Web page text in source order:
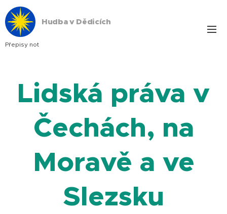
Hudba v Dědicích
Přepisy not
Lidská práva v
Čechách, na
Moravě a ve
Slezsku